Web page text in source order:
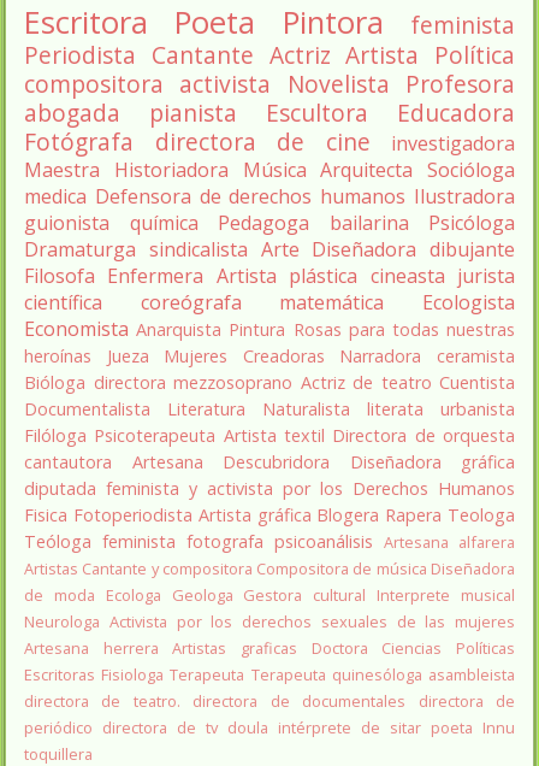
Escritora Poeta Pintora
feminista
Periodista Cantante Actriz Artista
Política
compositora activista Novelista
Profesora
abogada
pianista Escultora
Educadora
Fotógrafa
directora de cine
investigadora
Maestra
Historiadora Música Arquitecta Socióloga
medica Defensora de derechos humanos Ilustradora
guionista
química Pedagoga bailarina
Psicóloga
Dramaturga sindicalista Arte Diseñadora dibujante
Filosofa Enfermera Artista plástica cineasta jurista
científica
coreógrafa matemática
Ecologista
Economista Anarquista Pintura Rosas para todas nuestras
heroínas
Jueza Mujeres Creadoras Narradora
ceramista
Bióloga directora mezzosoprano Actriz de teatro Cuentista
Documentalista
Literatura Naturalista literata
urbanista
Filóloga Psicoterapeuta Artista textil Directora de orquesta
cantautora
Artesana Descubridora
Diseñadora gráfica
diputada feminista y activista por los Derechos Humanos
Fisica Fotoperiodista Artista gráfica Blogera Rapera Teologa
Teóloga feminista fotografa psicoanálisis Artesana alfarera
Artistas Cantante y compositora Compositora de música Diseñadora
de moda
Ecologa Geologa Gestora cultural
Interprete musical
Neurologa Activista por los derechos sexuales de las mujeres
Artesana herrera
Artistas graficas
Doctora Ciencias Políticas
Escritoras Fisiologa Terapeuta Terapeuta quinesóloga asambleista
directora de teatro.
directora de documentales
directora de
periódico directora de tv doula intérprete de sitar poeta Innu
toquillera